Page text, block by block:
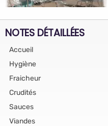
NOTES DÉTAILLÉES
Accueil
Hygiène
Fraicheur
Crudités
Sauces
Viandes